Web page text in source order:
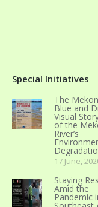
Special Initiatives
The
Blue and
Visual
of the
River’s
17 June,
Staying
Amid the
Pandemic